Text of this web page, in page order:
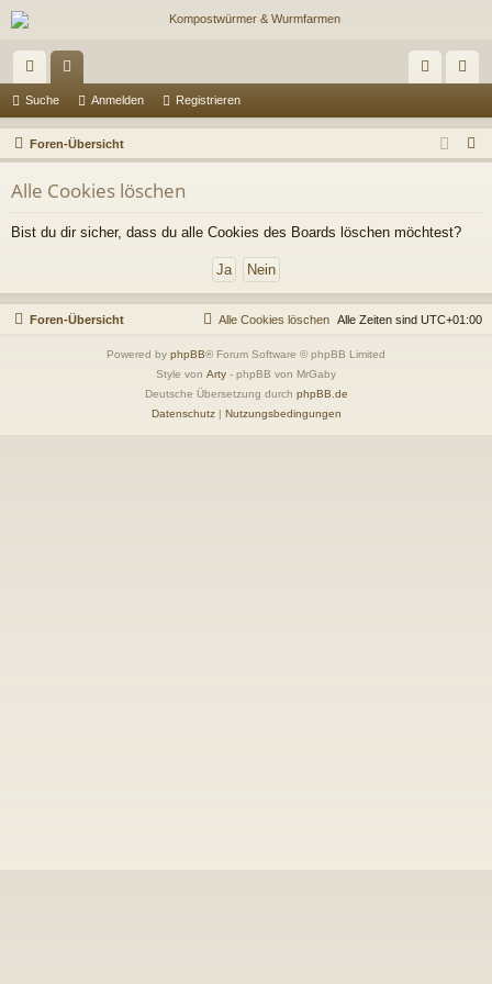
ch
ne
llz
ug
riff
en m
el
n
ist
rie
Suche Anmelden Registrieren
Foren-Übersicht
u
Alle Cookies löschen
Bist du dir sicher, dass du alle Cookies des Boards löschen möchtest?
Foren-Übersicht Alle Zeiten sind UTC+01:00
Alle Cookies löschen
Powered by phpBB® Forum Software © phpBB Limited
Style von Arty - phpBB von MrGaby
Deutsche Übersetzung durch phpBB.de
Datenschutz| Nutzungsbedingungen